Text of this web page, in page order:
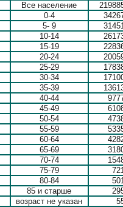
Все население
0-4
5- 9
10-14
15-19
20-24
25-29
30-34
35-39
40-44
45-49
50-54
55-59
60-64
65-69
70-74
75-79
80-84
85 и старше
возраст не указан